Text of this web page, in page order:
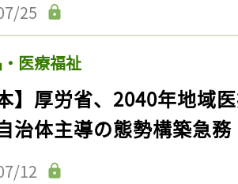
25
医療福祉
本】厚労省、2040年地域
治体主導の態勢構築急務
12